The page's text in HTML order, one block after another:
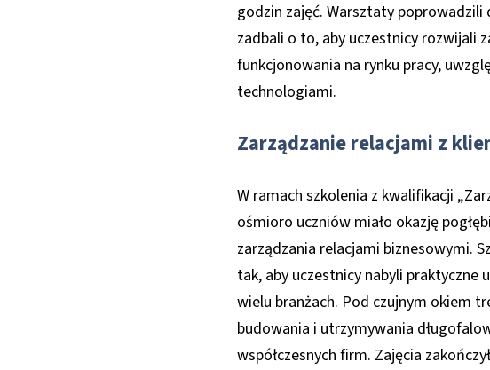
godzin zajęć. Warsztaty
zadbali o to, aby uczestnicy rozwijali
funkcjonowania na rynku pracy,
technologiami.
Zarządzanie relacjami z
W ramach szkolenia z kwalifikacji
ośmioro uczniów miało okazję
zarządzania relacjami biznesowymi.
tak, aby uczestnicy nabyli praktyczne
wielu branżach. Pod czujnym okiem
budowania i utrzymywania
współczesnych firm. Zajęcia